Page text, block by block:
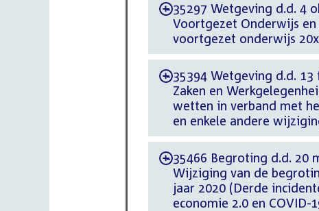
-35297 Wetgeving d.d. 4
Voortgezet Onderwijs
voortgezet onderwijs
-35394 Wetgeving d.d. 13
Zaken en
wetten in verband met
en enkele andere
-35466 Begroting d.d. 20
Wijziging van de
jaar 2020 (Derde
economie 2.0 en COVID-